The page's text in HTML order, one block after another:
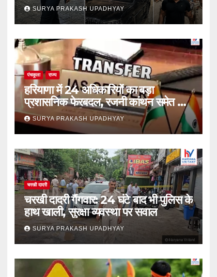
SURYA PRAKASH UPADHYAY
पंचकूला राज्य
हरियाणा में 24 अधिकारियों का बड़ा
प्रशासनिक फेरबदल, रजनी कांथन समेत कई
वरिष्ठ IAS शामिल
SURYA PRAKASH UPADHYAY
चरखी दादरी
चरखी दादरी गैंगवार: 24 घंटे बाद भी पुलिस के
हाथ खाली, सुरक्षा व्यवस्था पर सवाल
SURYA PRAKASH UPADHYAY